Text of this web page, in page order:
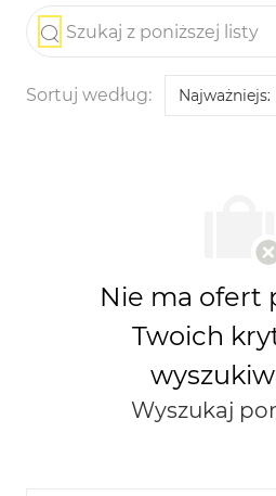
the results are updated
Szukaj z poniższej listy
Sortuj według:
Nie ma ofert
Twoich
Wyszukaj